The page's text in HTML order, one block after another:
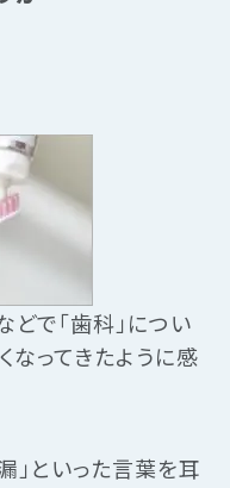
で「歯科」につい
なってきたように感
」といった言葉を耳